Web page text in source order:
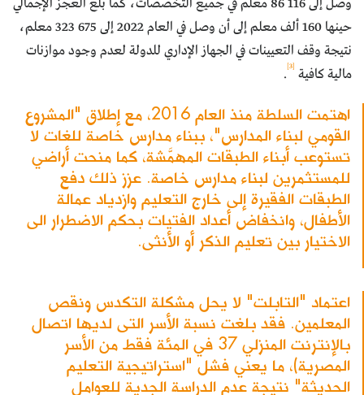
وصل إلى 116 86 معلّم في جميع التخصصات، كما بلغ العجز الإجمالي
حينها 160 ألف معلم إلى أن وصل في العام 2022 إلى 675 323 معلم،
نتيجة وقف التعيينات في الجهاز الإداري للدولة لعدم وجود موازنات
مالية كافية
.
اهتمت السلطة منذ العام 2016، مع إطلاق "المشروع
القومي لبناء المدارس"، ببناء مدارس خاصة للغات لا
تستوعب أبناء الطبقات المهمَّشة، كما منحت أراضي
للمستثمرين لبناء مدارس خاصة. عزز ذلك دفع
الطبقات الفقيرة إلى خارج التعليم وازدياد عمالة
الأطفال، وانخفاض أعداد الفتيات بحكم الاضطرار الى
الاختيار بين تعليم الذكر أو الأنثى.
اعتماد "التابلت" لا يحل مشكلة التكدس ونقص
المعلمين. فقد بلغت نسبة الأسر التى لديها اتصال
بالإنترنت المنزلي 37 في المئة فقط من الأسر
المصرية)، ما يعني فشل "استراتيجية التعليم
الحديثة" نتيجة عدم الدراسة الجدية للعوامل